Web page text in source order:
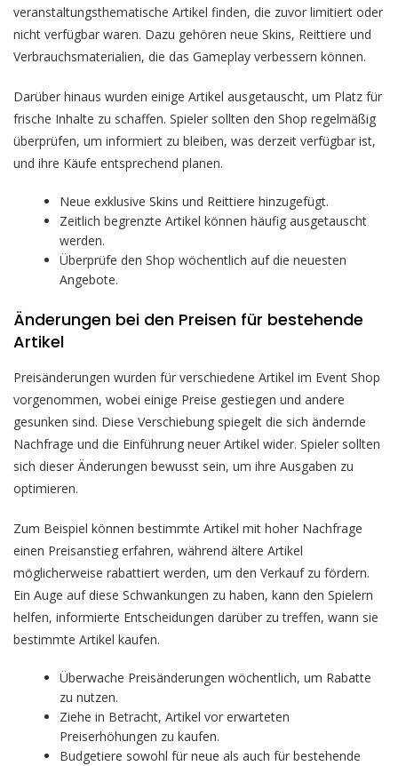
veranstaltungsthematische Artikel finden, die zuvor limitiert oder
nicht verfügbar waren. Dazu gehören neue Skins, Reittiere und
Verbrauchsmaterialien, die das Gameplay verbessern können.
Darüber hinaus wurden einige Artikel ausgetauscht, um Platz für
frische Inhalte zu schaffen. Spieler sollten den Shop regelmäßig
überprüfen, um informiert zu bleiben, was derzeit verfügbar ist,
und ihre Käufe entsprechend planen.
Neue exklusive Skins und Reittiere hinzugefügt.
Zeitlich begrenzte Artikel können häufig ausgetauscht
werden.
Überprüfe den Shop wöchentlich auf die neuesten
Angebote.
Änderungen bei den Preisen für bestehende
Artikel
Preisänderungen wurden für verschiedene Artikel im Event Shop
vorgenommen, wobei einige Preise gestiegen und andere
gesunken sind. Diese Verschiebung spiegelt die sich ändernde
Nachfrage und die Einführung neuer Artikel wider. Spieler sollten
sich dieser Änderungen bewusst sein, um ihre Ausgaben zu
optimieren.
Zum Beispiel können bestimmte Artikel mit hoher Nachfrage
einen Preisanstieg erfahren, während ältere Artikel
möglicherweise rabattiert werden, um den Verkauf zu fördern.
Ein Auge auf diese Schwankungen zu haben, kann den Spielern
helfen, informierte Entscheidungen darüber zu treffen, wann sie
bestimmte Artikel kaufen.
Überwache Preisänderungen wöchentlich, um Rabatte
zu nutzen.
Ziehe in Betracht, Artikel vor erwarteten
Preiserhöhungen zu kaufen.
Budgetiere sowohl für neue als auch für bestehende